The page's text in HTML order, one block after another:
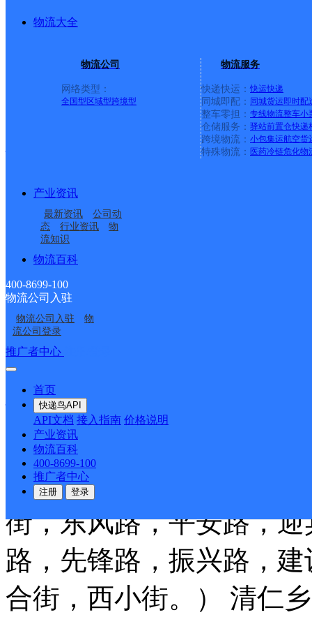
物流大全
物流公司
网络类型：
全国型 区域型跨境型
物流服务
快递快运： 快运快递
同城即配： 同城货运即时配
整车零担： 专线物流整车小
仓储服务： 驿站前置仓快递
跨境物流： 小包集运航空货
特殊物流： 医药冷链危化物
产业资讯
最新资讯
公司动
态
行业资讯
物
流知识
物流百科
400-8699-100
物流公司入驻
物流公司入驻
物
流公司登录
推广者中心
首页
快递鸟API
API文档 接入指南 价格说明
产业资讯
物流百科
400-8699-100
推广者中心
注册 登录
大道，文化厦，襄樊路
团）。县城全境派送。
乡、万里乡。小堡藏族
中通快递
派送范围:宝兴县：两河
街，穆坪中街，穆坪南
工业街，新桥西街，钟
乡、跷蹊乡
雅安芦山县
中通快递
派送范围:芦山县城区：
街，东风路，平安路，
路，先锋路，振兴路，
合街，西小街。） 清仁